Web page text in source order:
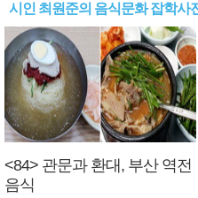
시인 최원준의 음식문화 잡학사
<84> 관문과 환대, 부산 역전
음식